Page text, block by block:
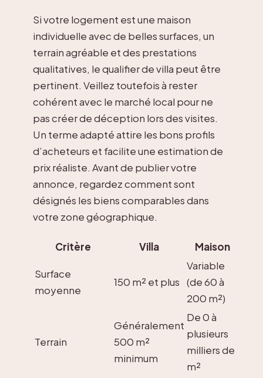
Si votre logement est une maison
individuelle avec de belles surfaces, un
terrain agréable et des prestations
qualitatives, le qualifier de villa peut être
pertinent. Veillez toutefois à rester
cohérent avec le marché local pour ne
pas créer de déception lors des visites.
Un terme adapté attire les bons profils
d’acheteurs et facilite une estimation de
prix réaliste. Avant de publier votre
annonce, regardez comment sont
désignés les biens comparables dans
votre zone géographique.
Critère Villa Maison
Surface
moyenne
150 m² et plus
Variable
(de 60 à
200 m²)
Terrain
Généralement
500 m²
minimum
De 0 à
plusieurs
milliers de
m²